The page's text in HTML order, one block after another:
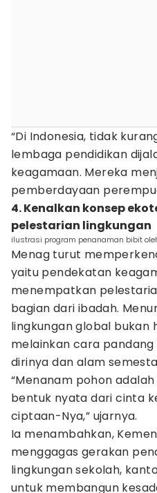
“Di Indonesia, tidak
lembaga pendidikan
keagamaan. Mereka
pemberdayaan
4. Kenalkan konsep
pelestarian lingkungan
ilustrasi program penanaman bibit
Menag turut
yaitu pendekatan
menempatkan
bagian dari ibadah.
lingkungan global bukan
melainkan cara
dirinya dan alam
“Menanam pohon
bentuk nyata dari cinta
ciptaan-Nya,” ujarnya.
Ia menambahkan,
menggagas gerakan
lingkungan sekolah,
untuk membangun